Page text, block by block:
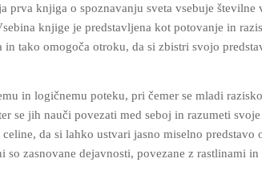
prva knjiga o spoznavanju sveta vsebuje
knjige je predstavljena kot potovanje in
in tako omogoča otroku, da si zbistri svojo
in logičnemu poteku, pri čemer se mladi
se jih nauči povezati med seboj in razumeti
da si lahko ustvari jasno miselno
so zasnovane dejavnosti, povezane z rastlinami